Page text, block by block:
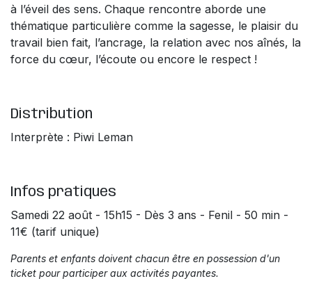
à l’éveil des sens. Chaque rencontre aborde une
thématique particulière comme la sagesse, le plaisir du
travail bien fait, l’ancrage, la relation avec nos aînés, la
force du cœur, l’écoute ou encore le respect !
Distribution
Interprète : Piwi Leman
Infos pratiques
Samedi 22 août - 15h15 - Dès 3 ans - Fenil - 50 min -
11€ (tarif unique)
Parents et enfants doivent chacun être en possession d'un
ticket pour participer aux activités payantes.